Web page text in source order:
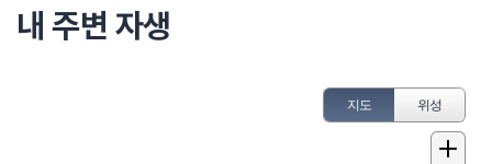
내 주변 자생
지도 위성